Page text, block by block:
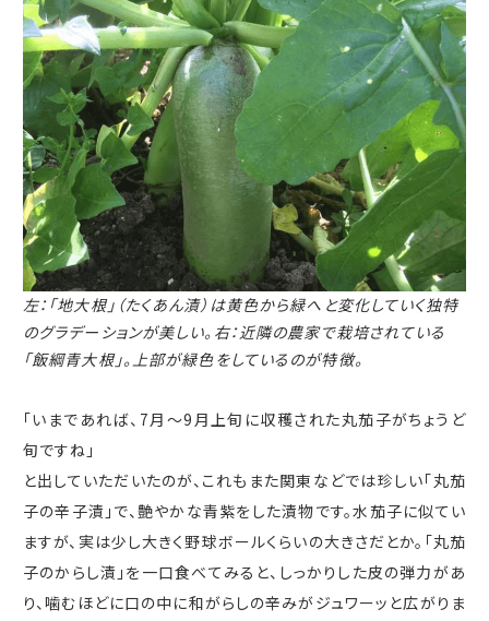
左：「地大根」（たくあん漬）は黄色から緑へと変化していく独特
のグラデーションが美しい。 右：近隣の農家で栽培されている
「飯綱青大根」。上部が緑色をしているのが特徴。
「いまであれば、 7月～9 月上旬に収穫された丸茄子がちょうど
旬ですね」
と出していただいたのが、これもまた関東などでは珍しい「丸茄
子の辛子漬」で、艶やかな青紫をした漬物です。水茄子に似てい
ますが、実は少し大きく野球ボールくらいの大きさだとか。「丸茄
子のからし漬」を一口食べてみると、しっかりした皮の弾力があ
り、噛むほどに口の中に和がらしの辛みがジュワーッと広がりま